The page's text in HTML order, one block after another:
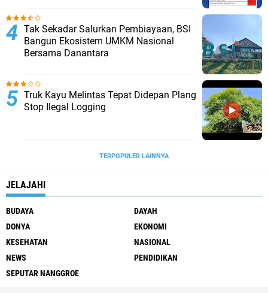
Tak Sekadar Salurkan Pembiayaan, BSI
Bangun Ekosistem UMKM Nasional
Bersama Danantara
Truk Kayu Melintas Tepat Didepan Plang
Stop Ilegal Logging
TERPOPULER LAINNYA
JELAJAHI
BUDAYA
DAYAH
DONYA
EKONOMI
KESEHATAN
NASIONAL
NEWS
PENDIDIKAN
SEPUTAR NANGGROE